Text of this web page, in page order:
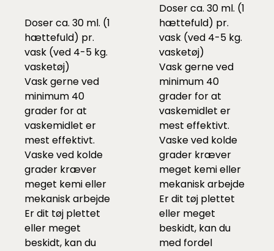
Doser ca. 30 ml. (1
hættefuld) pr.
vask (ved 4-5 kg.
vasketøj)
Vask gerne ved
minimum 40
grader for at
vaskemidlet er
mest effektivt.
Vaske ved kolde
grader kræver
meget kemi eller
mekanisk arbejde
Er dit tøj plettet
eller meget
beskidt, kan du
Doser ca. 30 ml. (1
hættefuld) pr.
vask (ved 4-5 kg.
vasketøj)
Vask gerne ved
minimum 40
grader for at
vaskemidlet er
mest effektivt.
Vaske ved kolde
grader kræver
meget kemi eller
mekanisk arbejde
Er dit tøj plettet
eller meget
beskidt, kan du
med fordel